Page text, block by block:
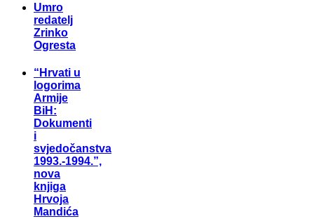
Umro
redatelj
Zrinko
Ogresta
“Hrvati u
logorima
Armije
BiH:
Dokumenti
i
svjedočanstva
1993.-1994.”,
nova
knjiga
Hrvoja
Mandića